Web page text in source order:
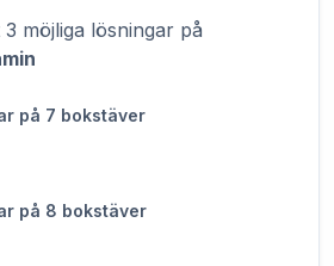
möjliga lösningar på
på 7 bokstäver
på 8 bokstäver